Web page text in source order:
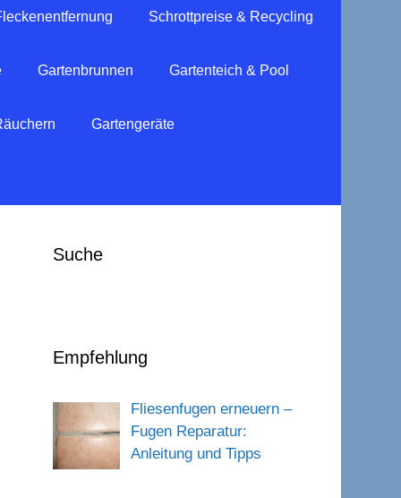
Schrottpreise & Recycling
Gartenbrunnen Gartenteich & Pool
Gartengeräte
Suche
Empfehlung
Fliesenfugen erneuern –
Fugen Reparatur:
Anleitung und Tipps